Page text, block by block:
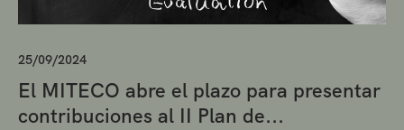
25/09/2024
El MITECO abre el plazo para presentar
contribuciones al II Plan de...